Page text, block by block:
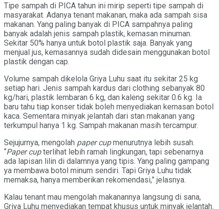
Tipe sampah di PICA tahun ini mirip seperti tipe sampah di
masyarakat. Adanya tenant makanan, maka ada sampah sisa
makanan. Yang paling banyak di PICA sampahnya paling
banyak adalah jenis sampah plastik, kemasan minuman.
Sekitar 50% hanya untuk botol plastik saja. Banyak yang
menjual jus, kemasannya sudah didesain menggunakan botol
plastik dengan cap.
Volume sampah dikelola Griya Luhu saat itu sekitar 25 kg
setiap hari. Jenis sampah kardus dari clothing sebanyak 80
kg/hari, plastik lembaran 6 kg, dan kaleng sekitar 0.6 kg. Ia
baru tahu tiap konser tidak boleh menyediakan kemasan botol
kaca. Sementara minyak jelantah dari stan makanan yang
terkumpul hanya 1 kg. Sampah makanan masih tercampur.
Sejujurnya, mengolah paper cupmenurutnya lebih susah.
“Paper cupterlihat lebih ramah lingkungan, tapi sebenarnya
ada lapisan lilin di dalamnya yang tipis. Yang paling gampang
ya membawa botol minum sendiri. Tapi Griya Luhu tidak
memaksa, hanya memberikan rekomendasi,” jelasnya.
Kalau tenant mau mengolah makanannya langsung di sana,
Griya Luhu menyediakan tempat khusus untuk minyak jelantah.